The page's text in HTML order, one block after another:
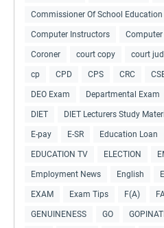
Commissioner Of School Education
Computer Instructors Computer
Coroner court copy court
cp CPD CPS CRC
DEO Exam Departmental Exam
DIET DIET Lecturers Study
E-pay E-SR Education Loan
EDUCATION TV ELECTION
Employment News English
EXAM Exam Tips F(A)
GENUINENESS GO